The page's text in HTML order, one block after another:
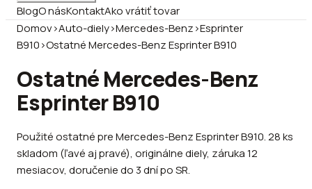
BlogO násKontaktAko vrátiť tovar
Domov›Auto-diely›Mercedes-Benz›Esprinter
B910›Ostatné Mercedes-Benz Esprinter B910
Ostatné Mercedes-Benz
Esprinter B910
Použité ostatné pre Mercedes-Benz Esprinter B910. 28 ks
skladom (ľavé aj pravé), originálne diely, záruka 12
mesiacov, doručenie do 3 dní po SR.